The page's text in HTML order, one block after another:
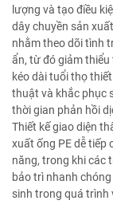
lượng và tạo điều
dây chuyền sản
nhằm theo dõi tình
ẩn, từ đó giảm
kéo dài tuổi thọ
thuật và khắc phục
thời gian phản hồi
Thiết kế giao diện
xuất ống PE dễ tiếp
năng, trong khi các
bảo trì nhanh
sinh trong quá trình